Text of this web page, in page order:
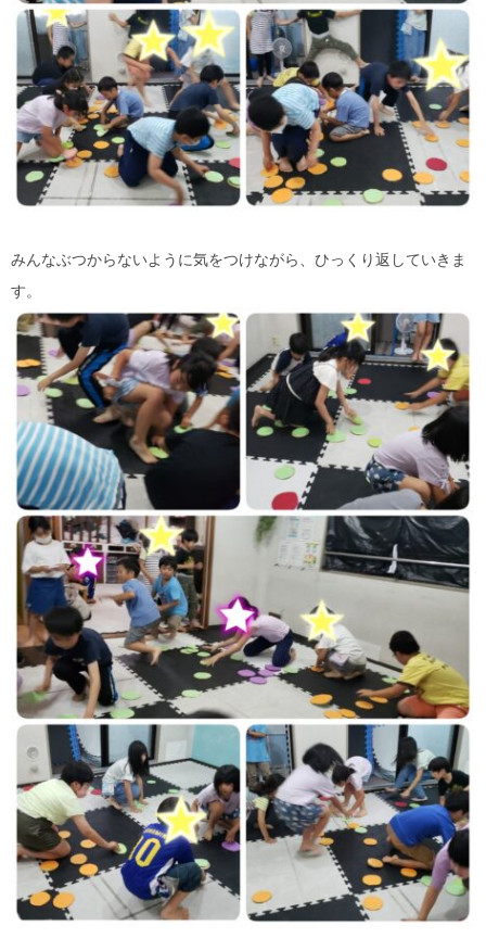
みんなぶつからないように気をつけながら、ひっくり返していきま
す。